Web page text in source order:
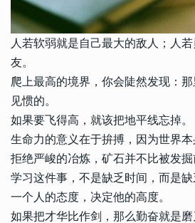
人若软弱就是自己最大的敌人；人
友。
爬上最高的境界，你会陡然发现：
见惯的。
如果要飞得高，就该把地平线忘掉。
生命力的意义在于拚搏，因为世界本
拒绝严峻的冶炼，矿石并不比被发掘
学习这件事，不是缺乏时间，而是缺
一个人的态度，决定他的高度。
如果把才华比作剑，那么勤奋就是磨